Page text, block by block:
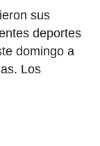
sus
deportes
domingo a
Los